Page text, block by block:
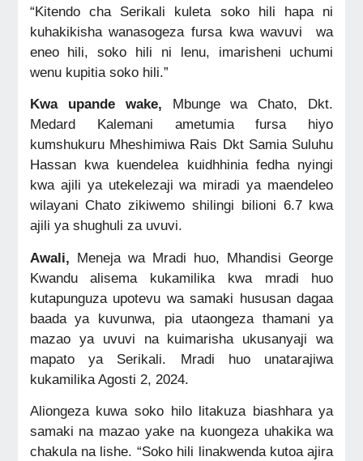
“Kitendo cha Serikali kuleta soko hili hapa ni
kuhakikisha wanasogeza fursa kwa wavuvi wa
eneo hili, soko hili ni lenu, imarisheni uchumi
wenu kupitia soko hili.”
Kwa upande wake, Mbunge wa Chato, Dkt.
Medard Kalemani ametumia fursa hiyo
kumshukuru Mheshimiwa Rais Dkt Samia Suluhu
Hassan kwa kuendelea kuidhhinia fedha nyingi
kwa ajili ya utekelezaji wa miradi ya maendeleo
wilayani Chato zikiwemo shilingi bilioni 6.7 kwa
ajili ya shughuli za uvuvi.
Awali, Meneja wa Mradi huo, Mhandisi George
Kwandu alisema kukamilika kwa mradi huo
kutapunguza upotevu wa samaki hususan dagaa
baada ya kuvunwa, pia utaongeza thamani ya
mazao ya uvuvi na kuimarisha ukusanyaji wa
mapato ya Serikali. Mradi huo unatarajiwa
kukamilika Agosti 2, 2024.
Aliongeza kuwa soko hilo litakuza biashhara ya
samaki na mazao yake na kuongeza uhakika wa
chakula na lishe. “Soko hili linakwenda kutoa ajira